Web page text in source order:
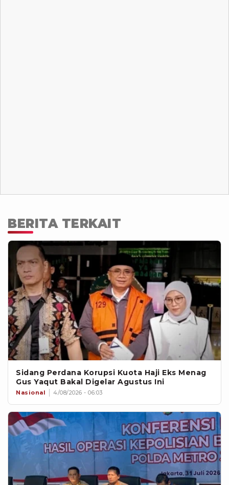
BERITA TERKAIT
Sidang Perdana Korupsi Kuota Haji Eks Menag
Gus Yaqut Bakal Digelar Agustus Ini
Nasional 4/08/2026 - 06:03